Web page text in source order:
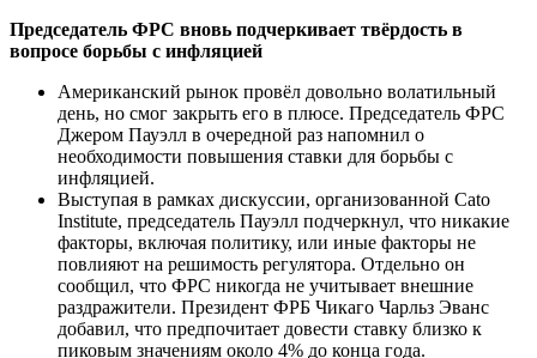
Председатель ФРС вновь подчеркивает твёрдость в
вопросе борьбы с инфляцией
Американский рынок провёл довольно волатильный
день, но смог закрыть его в плюсе. Председатель ФРС
Джером Пауэлл в очередной раз напомнил о
необходимости повышения ставки для борьбы с
инфляцией.
Выступая в рамках дискуссии, организованной Cato
Institute, председатель Пауэлл подчеркнул, что никакие
факторы, включая политику, или иные факторы не
повлияют на решимость регулятора. Отдельно он
сообщил, что ФРС никогда не учитывает внешние
раздражители. Президент ФРБ Чикаго Чарльз Эванс
добавил, что предпочитает довести ставку близко к
пиковым значениям около 4% до конца года.